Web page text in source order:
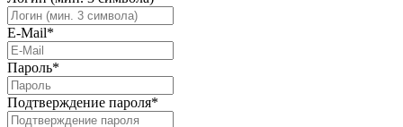
E-Mail*
Пароль*
Подтверждение пароля*